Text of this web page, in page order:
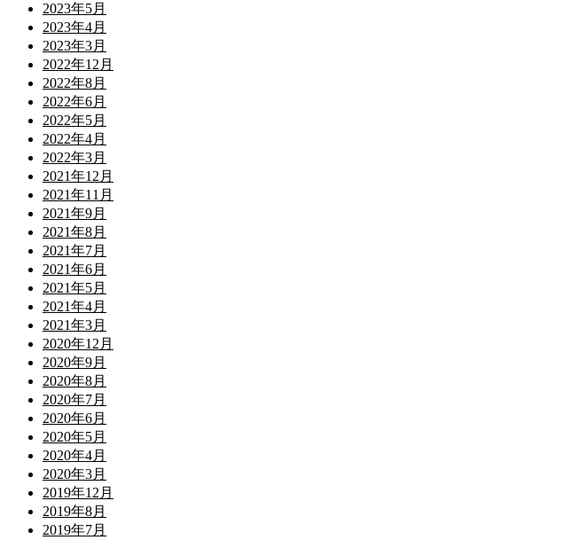
2023年5月
2023年4月
2023年3月
2022年12月
2022年8月
2022年6月
2022年5月
2022年4月
2022年3月
2021年12月
2021年11月
2021年9月
2021年8月
2021年7月
2021年6月
2021年5月
2021年4月
2021年3月
2020年12月
2020年9月
2020年8月
2020年7月
2020年6月
2020年5月
2020年4月
2020年3月
2019年12月
2019年8月
2019年7月